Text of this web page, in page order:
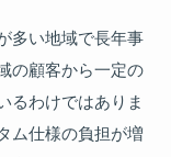
多い地域で長年事
の顧客から一定の
るわけではありま
ム仕様の負担が増